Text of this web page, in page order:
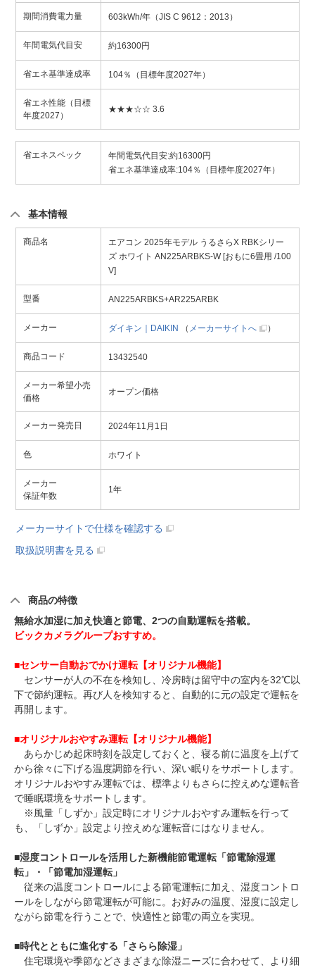
期間消費電力量 603kWh/年（JIS C 9612：2013）
年間電気代目安 約16300円
省エネ基準達成率 104％（目標年度2027年）
省エネ性能（目標
年度2027）
★★★☆☆ 3.6
省エネスペック
年間電気代目安:約16300円
省エネ基準達成率:104％（目標年度2027年）
基本情報
商品名
エアコン 2025年モデル うるさらX RBKシリー
ズ ホワイト AN225ARBKS-W [おもに6畳用 /100
V]
型番 AN225ARBKS+AR225ARBK
メーカー ダイキン｜DAIKIN （ メーカーサイトへ ）
商品コード 13432540
メーカー希望小売
価格
オープン価格
メーカー発売日 2024年11月1日
色 ホワイト
メーカー
保証年数
1年
メーカーサイトで仕様を確認する
取扱説明書を見る
商品の特徴
無給水加湿に加え快適と節電、2つの自動運転を搭載。
ビックカメラグループおすすめ。
■センサー自動おでかけ運転【オリジナル機能】
センサーが人の不在を検知し、冷房時は留守中の室内を32℃以
下で節約運転。再び人を検知すると、自動的に元の設定で運転を
再開します。
■オリジナルおやすみ運転【オリジナル機能】
あらかじめ起床時刻を設定しておくと、寝る前に温度を上げて
から徐々に下げる温度調節を行い、深い眠りをサポートします。
オリジナルおやすみ運転では、標準よりもさらに控えめな運転音
で睡眠環境をサポートします。
※風量「しずか」設定時にオリジナルおやすみ運転を行って
も、「しずか」設定より控えめな運転音にはなりません。
■湿度コントロールを活用した新機能節電運転「節電除湿運
転」・「節電加湿運転」
従来の温度コントロールによる節電運転に加え、湿度コントロ
ールをしながら節電運転が可能に。お好みの温度、湿度に設定し
ながら節電を行うことで、快適性と節電の両立を実現。
■時代とともに進化する「さらら除湿」
住宅環境や季節などさまざまな除湿ニーズに合わせて、より細